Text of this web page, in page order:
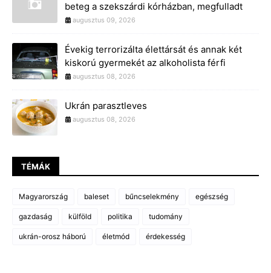
beteg a szekszárdi kórházban, megfulladt
augusztus 09, 2026
Évekig terrorizálta élettársát és annak két
kiskorú gyermekét az alkoholista férfi
augusztus 08, 2026
Ukrán parasztleves
augusztus 08, 2026
TÉMÁK
Magyarország baleset bűncselekmény egészség
gazdaság külföld politika tudomány
ukrán-orosz háború életmód érdekesség